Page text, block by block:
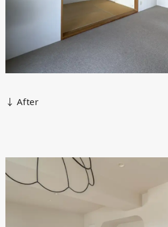
↓ After